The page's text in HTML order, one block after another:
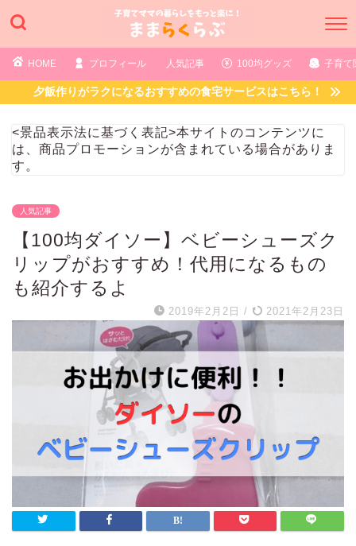
HOME プロフィール 人気記事 100均グッズ 子育て
夕飯作りがラクになるおすすめの食宅サービスはこちら！
<景品表示法に基づく表記>本サイトのコンテンツに
は、商品プロモーションが含まれている場合がありま
す。
人気記事
【100均ダイソー】ベビーシューズク
リップがおすすめ！代用になるもの
も紹介するよ
2019年2月2日 / 2021年2月23日